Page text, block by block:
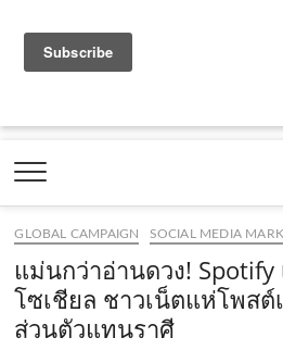
a
e
b
o
o
k
.
o
t
b
e
.
c
.
o
e
m
e
t
g
r
a
m
t
k
.
c
DIGITAL | CREATIVE |
GLOBAL CAMPAIGN SOCIAL MEDIA
แม่นกว่าอ่านดวง!
โซเชียล ชาวเน็ตแห่โพส
ส่วนตัวแทนราศี